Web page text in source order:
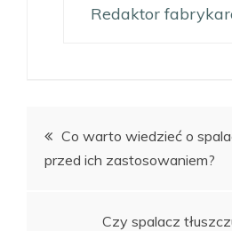
Redaktor
Nawigacja
wpisu
Co warto wiedzieć o
przed ich zastosowaniem?
Czy spalacz